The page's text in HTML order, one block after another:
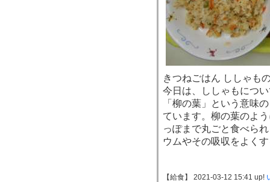
きつねごはん ししゃも
今日は、ししゃもにつ
「柳の葉」という意味
ています。柳の葉のよ
っぽまで丸ごと食べら
ウムやその吸収をよく
【給食】 2021-03-12 15:41 up!